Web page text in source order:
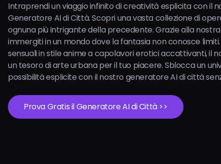
Intraprendi un viaggio infinito di creatività esplicita con il
Generatore AI di Città. Scopri una vasta collezione di
ognuna più intrigante della precedente. Grazie alla
immergiti in un mondo dove la fantasia non conosce
sensuali in stile anime a capolavori erotici accattivanti, il
un tesoro di arte urbana per il tuo piacere. Sblocca un
possibilità esplicite con il nostro generatore AI di città
Prova Gratis il Generatore AI di Città >>